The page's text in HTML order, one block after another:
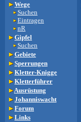
Wege
Suchen
Eintragen
nR
Gipfel
Suchen
Gebiete
Sperrungen
Kletter-Knigge
Kletterführer
Ausrüstung
Johanniswacht
Forum
Links